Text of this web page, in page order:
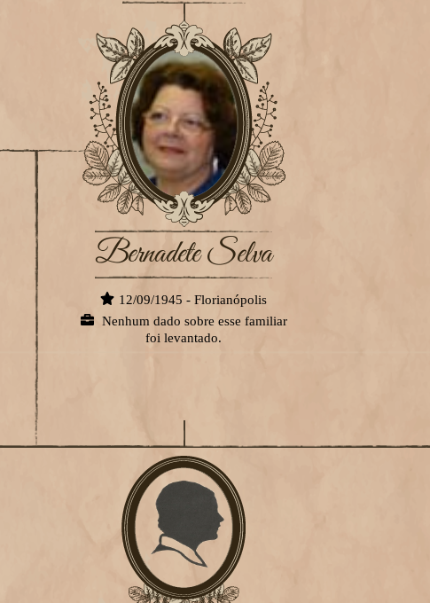
Bernadete Selva
12/09/1945 - Florianópolis
Nenhum dado sobre esse familiar
foi levantado.